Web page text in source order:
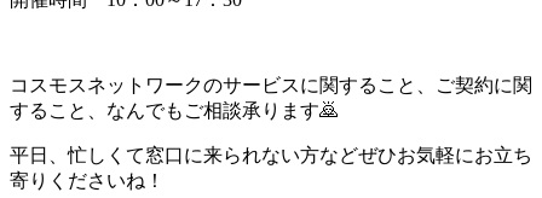
コスモスネットワークのサービスに関すること、ご契約に関
すること、なんでもご相談承ります🙇
平日、忙しくて窓口に来られない方などぜひお気軽にお立ち
寄りくださいね！